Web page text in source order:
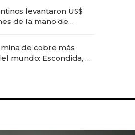
en experiencias
levantaron US$
de la mano de
mina de cobre más
mundo: Escondida, el